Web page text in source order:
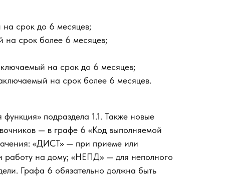
срок до 6 месяцев;
на срок более 6 месяцев;
на срок до 6 месяцев;
на срок более 6 месяцев.
подраздела 1.1. Также новые
— в графе 6 «Код выполняемой
«ДИСТ» — при приеме или
работу на дому; «НЕПД» — для неполного
Графа 6 обязательно должна быть